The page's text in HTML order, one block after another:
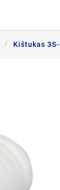
Kištukas